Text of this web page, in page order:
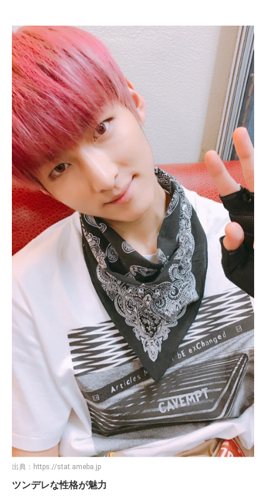
出典： https://stat.ameba.jp
ツンデレな性格が魅力